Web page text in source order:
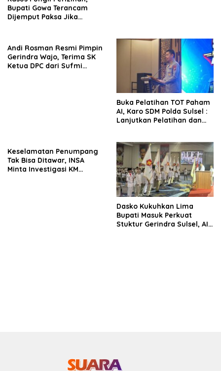
Bupati Gowa Terancam
Dijemput Paksa Jika
Andi Rosman Resmi Pimpin
Gerindra Wajo, Terima SK
Ketua DPC dari Sufmi
Buka Pelatihan TOT Paham
AI, Karo SDM Polda Sulsel :
Lanjutkan Pelatihan dan
Keselamatan Penumpang
Tak Bisa Ditawar, INSA
Minta Investigasi KM
Dasko Kukuhkan Lima
Bupati Masuk Perkuat
Stuktur Gerindra Sulsel, AIA